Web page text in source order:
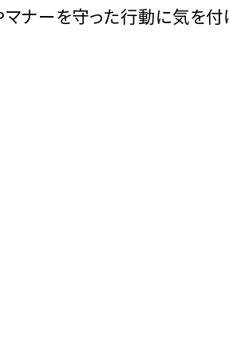
ナーを守った行動に気を付